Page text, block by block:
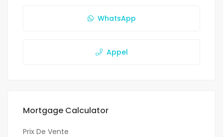
WhatsApp
Appel
Mortgage Calculator
Prix De Vente